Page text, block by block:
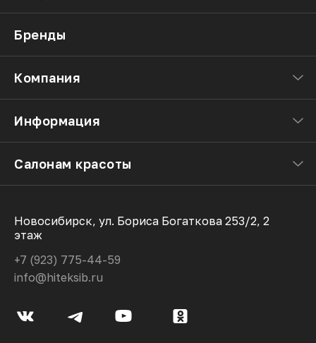
Бренды
Компания
Информация
Салонам красоты
Новосибирск, ул. Бориса Богаткова 253/2, 2
этаж
+7 (923) 775-44-59
info@hiteksib.ru